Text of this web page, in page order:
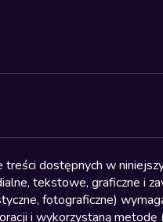
dostępnych w
tekstowe, graficzne i
fotograficzne)
i wykorzystaną